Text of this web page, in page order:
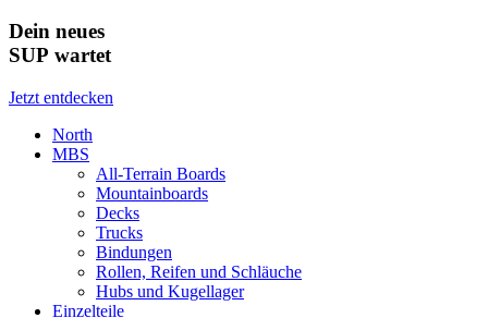
Dein neues
SUP wartet
Jetzt entdecken
North
MBS
All-Terrain Boards
Mountainboards
Decks
Trucks
Bindungen
Rollen, Reifen und Schläuche
Hubs und Kugellager
Einzelteile